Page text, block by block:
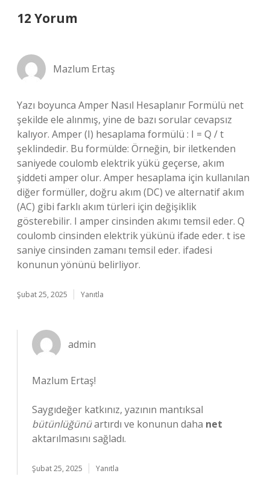
12 Yorum
Mazlum Ertaş
Yazı boyunca Amper Nasıl Hesaplanır Formülü net
şekilde ele alınmış, yine de bazı sorular cevapsız
kalıyor. Amper (I) hesaplama formülü : I = Q / t
şeklindedir. Bu formülde: Örneğin, bir iletkenden
saniyede coulomb elektrik yükü geçerse, akım
şiddeti amper olur. Amper hesaplama için kullanılan
diğer formüller, doğru akım (DC) ve alternatif akım
(AC) gibi farklı akım türleri için değişiklik
gösterebilir. I amper cinsinden akımı temsil eder. Q
coulomb cinsinden elektrik yükünü ifade eder. t ise
saniye cinsinden zamanı temsil eder. ifadesi
konunun yönünü belirliyor.
Şubat 25, 2025 Yanıtla
admin
Mazlum Ertaş!
Saygıdeğer katkınız, yazının mantıksal
bütünlüğünüartırdı ve konunun daha net
aktarılmasını sağladı.
Şubat 25, 2025 Yanıtla